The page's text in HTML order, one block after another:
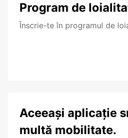
Program de
Înscrie-te în programul de
Aceeași aplicație
multă mobilitate.